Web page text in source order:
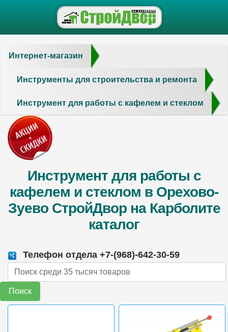
Интернет-магазин
Инструменты для строительства и ремонта
Инструмент для работы с кафелем и стеклом
Инструмент для работы с
кафелем и стеклом в Орехово-
Зуево СтройДвор на Карболите
каталог
Телефон отдела +7-(968)-642-30-59
Поиск